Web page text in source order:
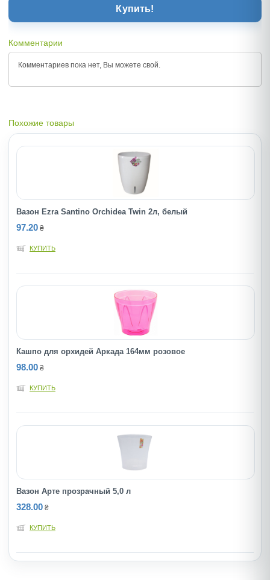
Купить!
Комментарии
Комментариев пока нет, Вы можете свой.
Похожие товары
Вазон Ezra Santino Orchidea Twin 2л, белый
97.20 ₴
КУПИТЬ
Кашпо для орхидей Аркада 164мм розовое
98.00 ₴
КУПИТЬ
Вазон Арте прозрачный 5,0 л
328.00 ₴
КУПИТЬ